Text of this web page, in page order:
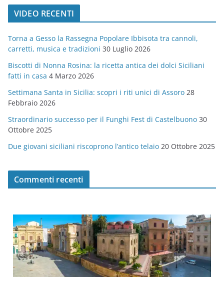
t
o
r
i
e
VIDEO RECENTI
Torna a Gesso la Rassegna Popolare Ibbisota tra cannoli,
carretti, musica e tradizioni 30 Luglio 2026
Biscotti di Nonna Rosina: la ricetta antica dei dolci Siciliani
fatti in casa 4 Marzo 2026
Settimana Santa in Sicilia: scopri i riti unici di Assoro 28
Febbraio 2026
Straordinario successo per il Funghi Fest di Castelbuono 30
Ottobre 2025
Due giovani siciliani riscoprono l’antico telaio 20 Ottobre 2025
Commenti recenti